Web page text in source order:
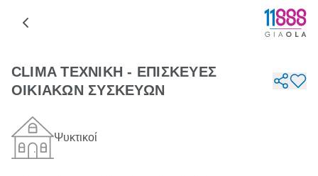
CLIMA ΤΕΧΝΙΚΗ - ΕΠΙΣΚΕΥΕΣ
ΟΙΚΙΑΚΩΝ ΣΥΣΚΕΥΩΝ
Ψυκτικοί